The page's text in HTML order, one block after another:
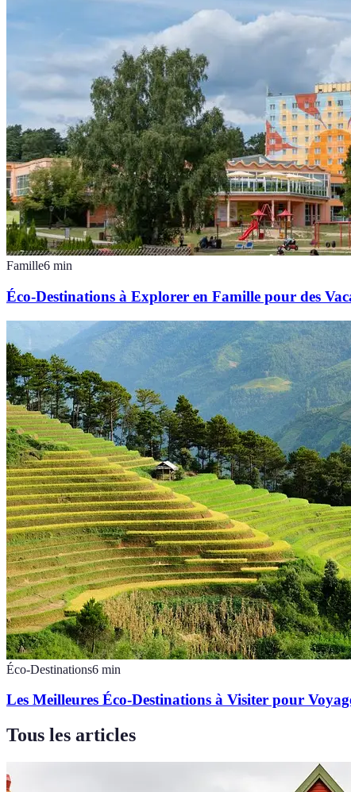
Famille6 min
Éco-Destinations à Explorer en Famille pour des
Éco-Destinations6 min
Les Meilleures Éco-Destinations à Visiter pour
Tous les articles